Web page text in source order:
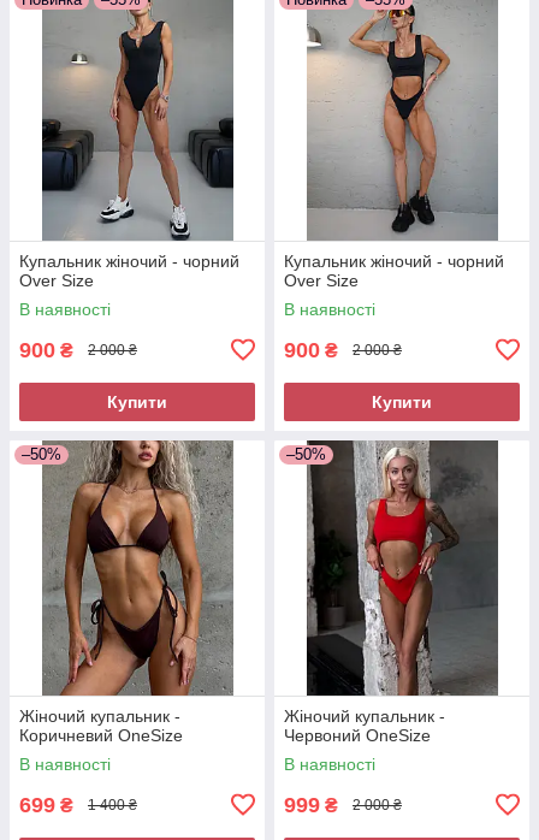
Купальник жіночий - чорний
Over Size
В наявності
900 ₴ 2 000 ₴
Купити
Купальник жіночий - чорний
Over Size
В наявності
900 ₴ 2 000 ₴
Купити
–50%
Жіночий купальник -
Коричневий OneSize
В наявності
699 ₴ 1 400 ₴
–50%
Жіночий купальник -
Червоний OneSize
В наявності
999 ₴ 2 000 ₴